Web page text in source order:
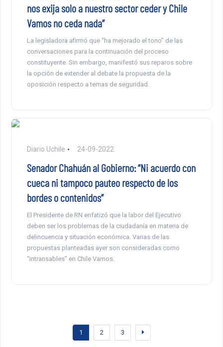
nos exija solo a nuestro sector ceder y Chile
Vamos no ceda nada”
La legisladora afirmó que “ha mejorado el tono” de las
conversaciones para la continuación del proceso
constituyente. Sin embargo, manifestó sus reparos sobre
la opción de extender al debate la propuesta de la
oposición respecto a temas de seguridad.
Diario Uchile 24-09-2022
Senador Chahuán al Gobierno: “Ni acuerdo con
cueca ni tampoco pauteo respecto de los
bordes o contenidos”
El Presidente de RN enfatizó que la labor del Ejecutivo
deben ser los problemas de la ciudadanía en materia de
delincuencia y situación económica. Varias de las
propuestas planteadas ayer son consideradas como
“intransables” en Chile Vamos.
1 2 3